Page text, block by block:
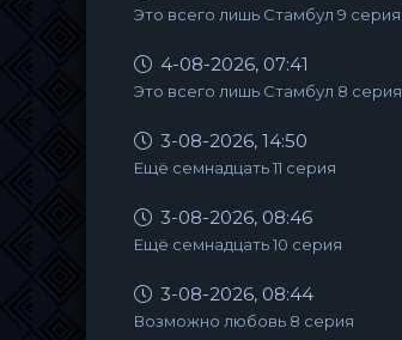
Это всего лишь Стамбул 9 серия
4-08-2026, 07:41
Это всего лишь Стамбул 8 серия
3-08-2026, 14:50
Ещё семнадцать 11 серия
3-08-2026, 08:46
Ещё семнадцать 10 серия
3-08-2026, 08:44
Возможно любовь 8 серия